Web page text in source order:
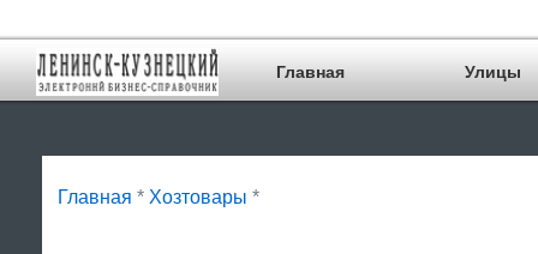
Главная Улицы
Главная * Хозтовары *